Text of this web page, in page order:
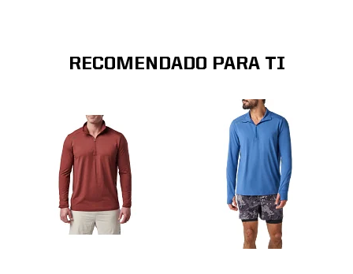
RECOMENDADO PARA TI